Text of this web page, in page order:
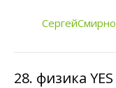
28. физика YES